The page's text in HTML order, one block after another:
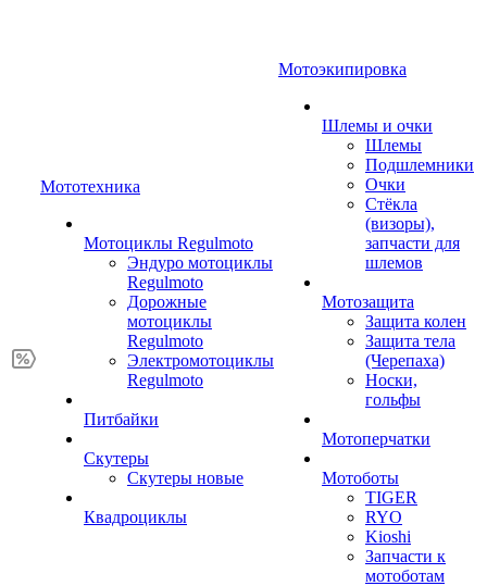
Мототехника
Мотоциклы Regulmoto
Эндуро мотоциклы
Regulmoto
Дорожные
мотоциклы
Regulmoto
Электромотоциклы
Regulmoto
Питбайки
Скутеры
Скутеры новые
Квадроциклы
Мотоэкипировка
Шлемы и очки
Шлемы
Подшлемники
Очки
Стёкла
(визоры),
запчасти для
шлемов
Мотозащита
Защита колен
Защита тела
(Черепаха)
Носки,
гольфы
Мотоперчатки
Мотоботы
TIGER
RYO
Kioshi
Запчасти к
мотоботам